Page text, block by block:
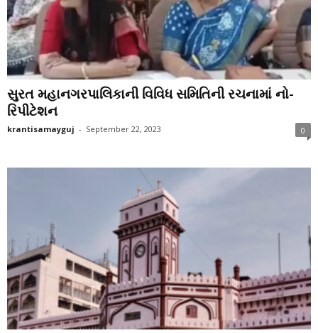
સુરત મહાનગરપાલિકાની વિવિધ સમિતિની રચનામાં નો-
રિપીટેશન
krantisamayguj - September 22, 2023 0